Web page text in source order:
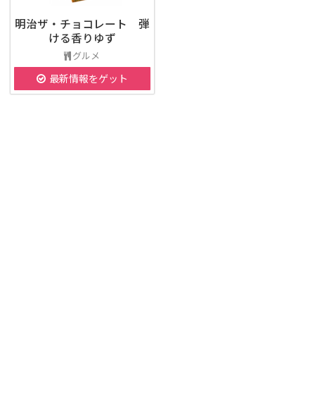
明治ザ・チョコレート 弾
ける香りゆず
グルメ
最新情報をゲット